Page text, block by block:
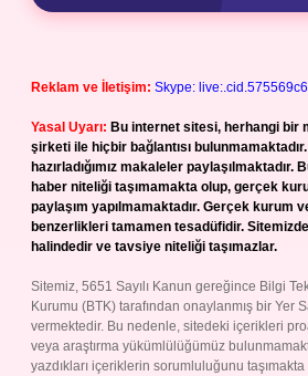
Reklam ve İletişim: Skype:
Yasal Uyarı: Bu internet sitesi, herhangi bir
şirketi ile hiçbir bağlantısı
hazırladığımız makaleler
haber niteliği taşımamakta olup, gerçek
paylaşım yapılmamaktadır. Gerçek kurum
benzerlikleri tamamen tesadüfidir.
halindedir ve tavsiye niteliği taşımazlar.
Sitemiz, 5651 Sayılı Kanun gereğince Bilgi
Kurumu (BTK) tarafından onaylanmış bir Yer
vermektedir. Bu nedenle, sitedeki içerikleri
veya araştırma yükümlülüğümüz
yazdıkları içeriklerin sorumluluğunu